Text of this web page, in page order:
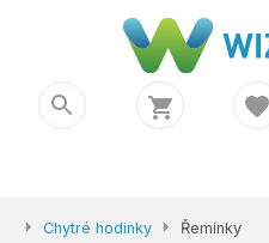
Chytré hodinky Řemínky